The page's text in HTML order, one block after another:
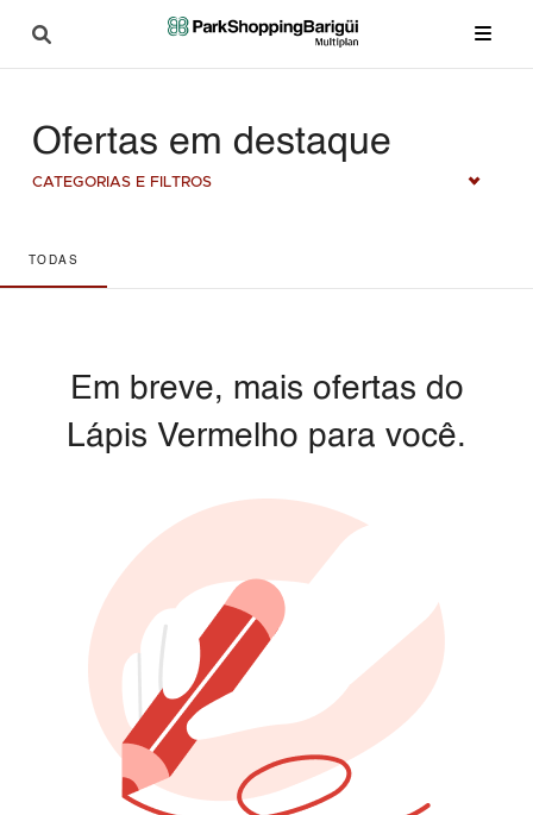
Ofertas em destaque
CATEGORIAS E FILTROS
TODAS
Em breve, mais ofertas do
Lápis Vermelho para você.